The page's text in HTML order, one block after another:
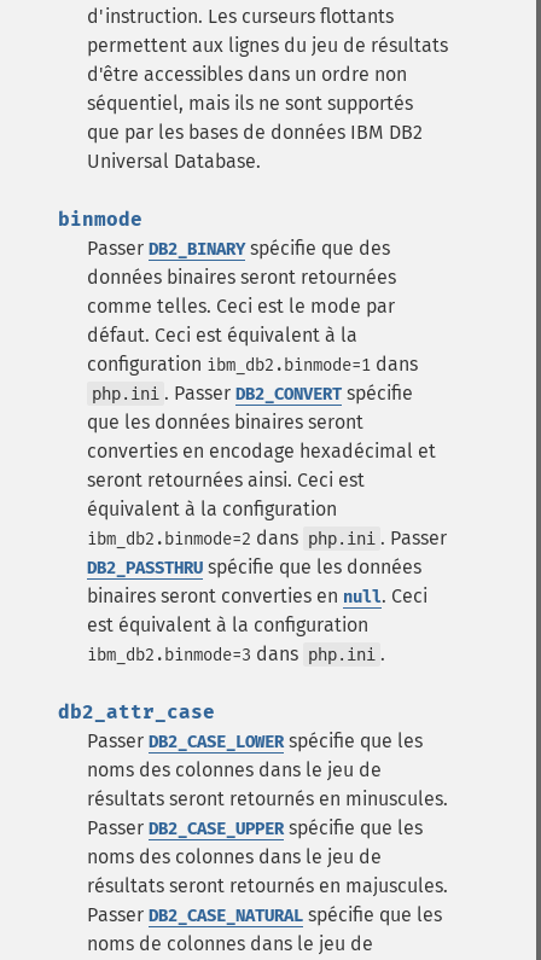
d'instruction. Les curseurs flottants
permettent aux lignes du jeu de résultats
d'être accessibles dans un ordre non
séquentiel, mais ils ne sont supportés
que par les bases de données IBM DB2
Universal Database.
binmode
Passer DB2_BINARYspécifie que des
données binaires seront retournées
comme telles. Ceci est le mode par
défaut. Ceci est équivalent à la
configuration ibm_db2.binmode=1 dans
php.ini . Passer DB2_CONVERT spécifie
que les données binaires seront
converties en encodage hexadécimal et
seront retournées ainsi. Ceci est
équivalent à la configuration
ibm_db2.binmode=2 dans php.ini . Passer
DB2_PASSTHRU spécifie que les données
binaires seront converties en null. Ceci
est équivalent à la configuration
ibm_db2.binmode=3 dans php.ini .
db2_attr_case
Passer DB2_CASE_LOWERspécifie que les
noms des colonnes dans le jeu de
résultats seront retournés en minuscules.
Passer DB2_CASE_UPPERspécifie que les
noms des colonnes dans le jeu de
résultats seront retournés en majuscules.
Passer DB2_CASE_NATURAL spécifie que les
noms de colonnes dans le jeu de